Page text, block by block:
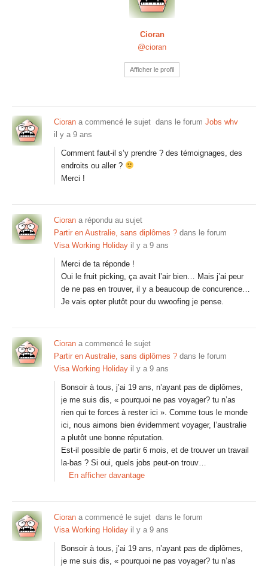
Cioran
@cioran
Afficher le profil
Cioran a commencé le sujet dans le forum Jobs whv
il y a 9 ans
Comment faut-il s’y prendre ? des témoignages, des
endroits ou aller ?
Merci !
Cioran a répondu au sujet
Partir en Australie, sans diplômes ? dans le forum
Visa Working Holiday il y a 9 ans
Merci de ta réponde !
Oui le fruit picking, ça avait l’air bien… Mais j’ai peur
de ne pas en trouver, il y a beaucoup de concurence…
Je vais opter plutôt pour du wwoofing je pense.
Cioran a commencé le sujet
Partir en Australie, sans diplômes ? dans le forum
Visa Working Holiday il y a 9 ans
Bonsoir à tous, j’ai 19 ans, n’ayant pas de diplômes,
je me suis dis, « pourquoi ne pas voyager? tu n’as
rien qui te forces à rester ici ». Comme tous le monde
ici, nous aimons bien évidemment voyager, l’australie
a plutôt une bonne réputation.
Est-il possible de partir 6 mois, et de trouver un travail
la-bas ? Si oui, quels jobs peut-on trouv…
En afficher davantage
Cioran a commencé le sujet dans le forum
Visa Working Holiday il y a 9 ans
Bonsoir à tous, j’ai 19 ans, n’ayant pas de diplômes,
je me suis dis, « pourquoi ne pas voyager? tu n’as